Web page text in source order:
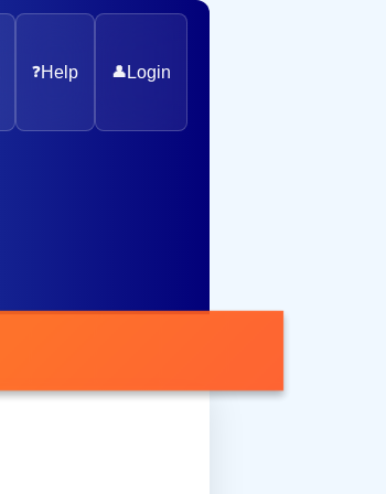
❓Help 👤 Login